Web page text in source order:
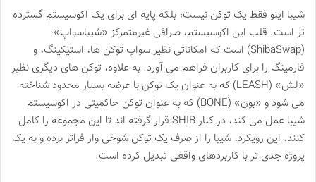
شیبا اینو فقط یک توکن نیست؛ بلکه پایه ای برای یک اکوسیستم گسترده
تر است. قلب این اکوسیستم، صرافی غیرمتمرکز «شیباسواپ»
(ShibaSwap) است که امکاناتی نظیر سواپ توکن ها، استیکینگ، و
فارمینگ را برای کاربران فراهم می آورد. به علاوه، توکن های دیگری نظیر
«لِش» (LEASH) که به عنوان یک توکن با عرضه بسیار محدود شناخته
می شود و «بون» (BONE) که به عنوان توکن حاکمیتی در اکوسیستم
شیبا عمل می کند، در کنار SHIB قرار گرفته اند تا این مجموعه را کامل
کنند. این رویکرد، شیبا را از صرف یک توکن شوخی وار فراتر برده و به یک
پروژه جدی تر با کاربردهای واقعی تبدیل کرده است.